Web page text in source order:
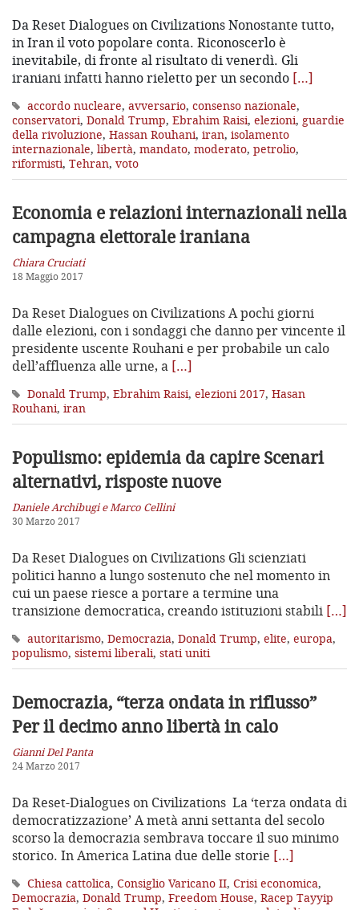
Da Reset Dialogues on Civilizations Nonostante tutto,
in Iran il voto popolare conta. Riconoscerlo è
inevitabile, di fronte al risultato di venerdì. Gli
iraniani infatti hanno rieletto per un secondo […]
accordo nucleare, avversario, consenso nazionale,
conservatori, Donald Trump, Ebrahim Raisi, elezioni, guardie
della rivoluzione, Hassan Rouhani, iran, isolamento
internazionale, libertà, mandato, moderato, petrolio,
riformisti, Tehran, voto
Economia e relazioni internazionali nella
campagna elettorale iraniana
Chiara Cruciati
18 Maggio 2017
Da Reset Dialogues on Civilizations A pochi giorni
dalle elezioni, con i sondaggi che danno per vincente il
presidente uscente Rouhani e per probabile un calo
dell’affluenza alle urne, a […]
Donald Trump, Ebrahim Raisi, elezioni 2017, Hasan
Rouhani, iran
Populismo: epidemia da capire Scenari
alternativi, risposte nuove
Daniele Archibugi e Marco Cellini
30 Marzo 2017
Da Reset Dialogues on Civilizations Gli scienziati
politici hanno a lungo sostenuto che nel momento in
cui un paese riesce a portare a termine una
transizione democratica, creando istituzioni stabili […]
autoritarismo, Democrazia, Donald Trump, elite, europa,
populismo, sistemi liberali, stati uniti
Democrazia, “terza ondata in riflusso”
Per il decimo anno libertà in calo
Gianni Del Panta
24 Marzo 2017
Da Reset-Dialogues on Civilizations La ‘terza ondata di
democratizzazione’ A metà anni settanta del secolo
scorso la democrazia sembrava toccare il suo minimo
storico. In America Latina due delle storie […]
Chiesa cattolica, Consiglio Varicano II, Crisi economica,
Democrazia, Donald Trump, Freedom House, Racep Tayyip